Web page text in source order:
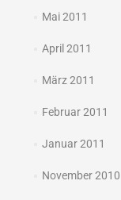
Mai 2011
April 2011
März 2011
Februar 2011
Januar 2011
November 2010